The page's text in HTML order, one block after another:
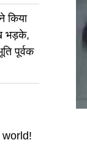
किया
भड़के,
पूर्वक